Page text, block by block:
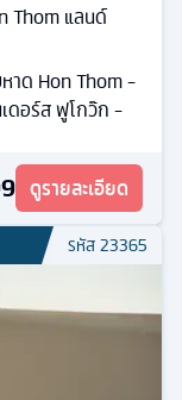
Thom แลนด์
าด Hon Thom -
ดอร์ส ฟูโกว๊ก -
ดูรายละเอียด
รหัส23365